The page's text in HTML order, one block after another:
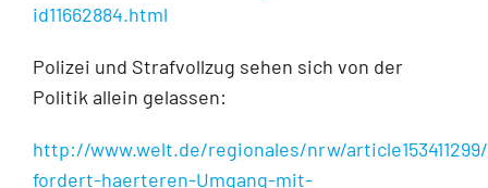
id11662884.html
Polizei und Strafvollzug sehen sich von der
Politik allein gelassen:
http://www.welt.de/regionales/nrw/
fordert-haerteren-Umgang-mit-